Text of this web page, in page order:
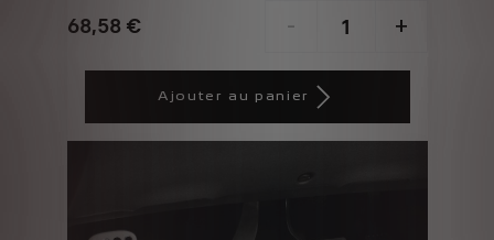
68,58 €
Price
€
- +
Quantity
1
Ajouter au panier